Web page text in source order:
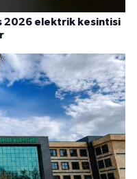
2026 elektrik kesintisi